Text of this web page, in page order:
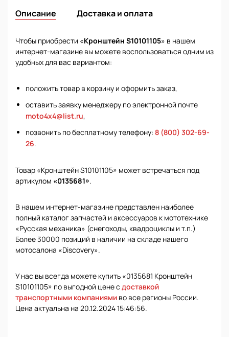
Описание Доставка и оплата
Чтобы приобрести «Кронштейн S10101105» в нашем
интернет-магазине вы можете воспользоваться одним из
удобных для вас вариантом:
положить товар в корзину и оформить заказ,
оставить заявку менеджеру по электронной почте
moto4x4@list.ru,
позвонить по бесплатному телефону: 8 (800) 302-69-
26.
Товар «Кронштейн S10101105» может встречаться под
артикулом «0135681».
В нашем интернет-магазине представлен наиболее
полный каталог запчастей и аксессуаров к мототехнике
«Русская механика» (снегоходы, квадроциклы и т.п.)
Более 30000 позиций в наличии на складе нашего
мотосалона «Discovery».
У нас вы всегда можете купить «0135681 Кронштейн
S10101105» по выгодной цене с доставкой
транспортными компаниями во все регионы России.
Цена актуальна на 20.12.2024 15:46:56.